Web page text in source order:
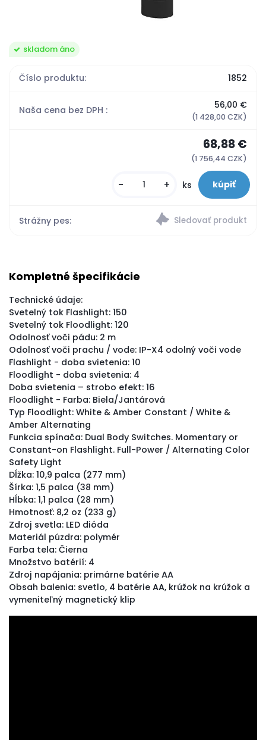
skladom áno
Číslo produktu: 1852
Naša cena bez DPH : 56,00 €
(1 428,00 CZK)
68,88 €
(1 756,44 CZK)
Strážny pes:
- + ks
Kompletné špecifikácie
Technické údaje:
Svetelný tok Flashlight: 150
Svetelný tok Floodlight: 120
Odolnosť voči pádu: 2 m
Odolnosť voči prachu / vode: IP-X4 odolný voči vode
Flashlight - doba svietenia: 10
Floodlight - doba svietenia: 4
Doba svietenia – strobo efekt: 16
Floodlight - Farba: Biela/Jantárová
Typ Floodlight: White & Amber Constant / White &
Amber Alternating
Funkcia spínača: Dual Body Switches. Momentary or
Constant-on Flashlight. Full-Power / Alternating Color
Safety Light
Dĺžka: 10,9 palca (277 mm)
Šírka: 1,5 palca (38 mm)
Hĺbka: 1,1 palca (28 mm)
Hmotnosť: 8,2 oz (233 g)
Zdroj svetla: LED dióda
Materiál púzdra: polymér
Farba tela: Čierna
Množstvo batérií: 4
Zdroj napájania: primárne batérie AA
Obsah balenia: svetlo, 4 batérie AA, krúžok na krúžok a
vymeniteľný magnetický klip